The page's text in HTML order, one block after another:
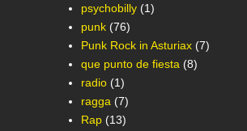
psychobilly (1)
punk (76)
Punk Rock in Asturiax (7)
que punto de fiesta (8)
radio (1)
ragga (7)
Rap (13)